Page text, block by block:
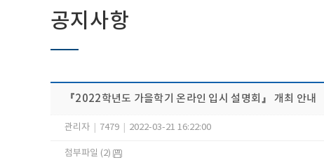
공지사항
『2022학년도 가을학기 온라인 입시 설명회』 개최 안내
관리자 7479 2022-03-21 16:22:00
첨부파일 (2)